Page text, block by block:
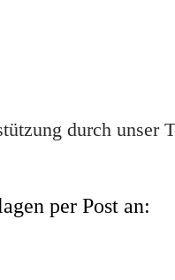
durch unser
per Post an: